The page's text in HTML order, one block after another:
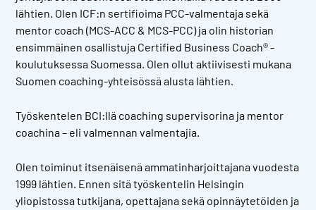
lähtien. Olen ICF:n sertifioima PCC-valmentaja sekä
mentor coach (MCS-ACC & MCS-PCC) ja olin historian
ensimmäinen osallistuja Certified Business Coach® -
koulutuksessa Suomessa. Olen ollut aktiivisesti mukana
Suomen coaching-yhteisössä alusta lähtien.
Työskentelen BCI:llä coaching supervisorina ja mentor
coachina – eli valmennan valmentajia.
Olen toiminut itsenäisenä ammatinharjoittajana vuodesta
1999 lähtien. Ennen sitä työskentelin Helsingin
yliopistossa tutkijana, opettajana sekä opinnäytetöiden ja